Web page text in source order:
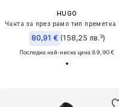
HUGO
80,91 € (158,25 лв.³)
Последна най-ниска цена:89,90 €